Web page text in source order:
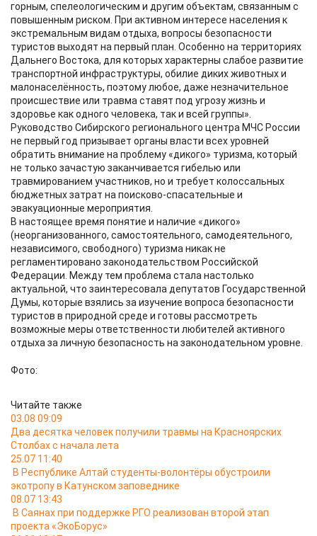
горным, спелеологическим и другим объектам, связанным с
повышенным риском. При активном интересе населения к
экстремальным видам отдыха, вопросы безопасности
туристов выходят на первый план. Особенно на территориях
Дальнего Востока, для которых характерны слабое развитие
транспортной инфраструктуры, обилие диких животных и
малонаселённость, поэтому любое, даже незначительное
происшествие или травма ставят под угрозу жизнь и
здоровье как одного человека, так и всей группы».
Руководство Сибирского регионального центра МЧС России
не первый год призывает органы власти всех уровней
обратить внимание на проблему «дикого» туризма, который
не только зачастую заканчивается гибелью или
травмированием участников, но и требует колоссальных
бюджетных затрат на поисково-спасательные и
эвакуационные мероприятия.
В настоящее время понятие и наличие «дикого»
(неорганизованного, самостоятельного, самодеятельного,
независимого, свободного) туризма никак не
регламентировано законодательством Российской
Федерации. Между тем проблема стала настолько
актуальной, что заинтересовала депутатов Государственной
Думы, которые взялись за изучение вопроса безопасности
туристов в природной среде и готовы рассмотреть
возможные меры ответственности любителей активного
отдыха за личную безопасность на законодательном уровне.
Фото:
Читайте также
03.08 09:09
Два десятка человек получили травмы на Красноярских
Столбах с начала лета
25.07 11:40
В Республике Алтай студенты-волонтёры обустроили
экотропу в Катунском заповеднике
08.07 13:43
В Саянах при поддержке РГО реализован второй этап
проекта «ЭкоБорус»